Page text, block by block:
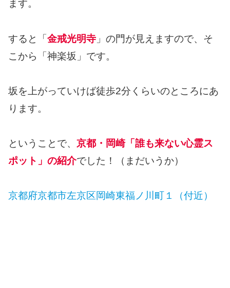
ます。
すると「金戒光明寺 」の門が見えますので、そ
こから「神楽坂」です。
坂を上がっていけば徒歩2分くらいのところにあ
ります。
ということで、 京都・岡崎「誰も来ない心霊ス
ポット」の紹介でした！（まだいうか）
京都府京都市左京区岡崎東福ノ川町１（付近）